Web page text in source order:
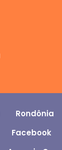
Rondônia
Facebook